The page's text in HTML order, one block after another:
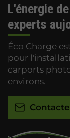
L'énergie
experts
Éco Charge
pour
carports
environs.